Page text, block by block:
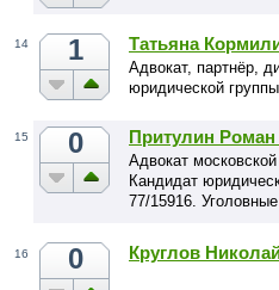
14 1 Татьяна
Адвокат, партнёр,
юридической
15 0 Притулин
Адвокат
Кандидат
77/15916.
16 0 Круглов